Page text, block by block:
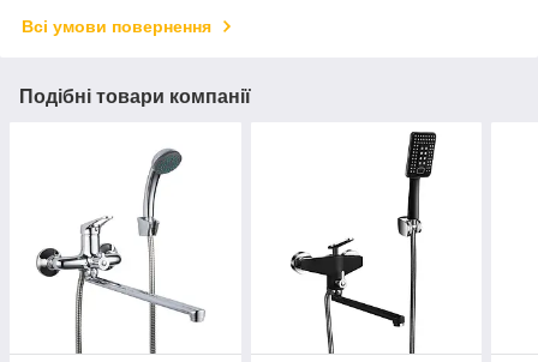
Всі умови повернення
Подібні товари компанії